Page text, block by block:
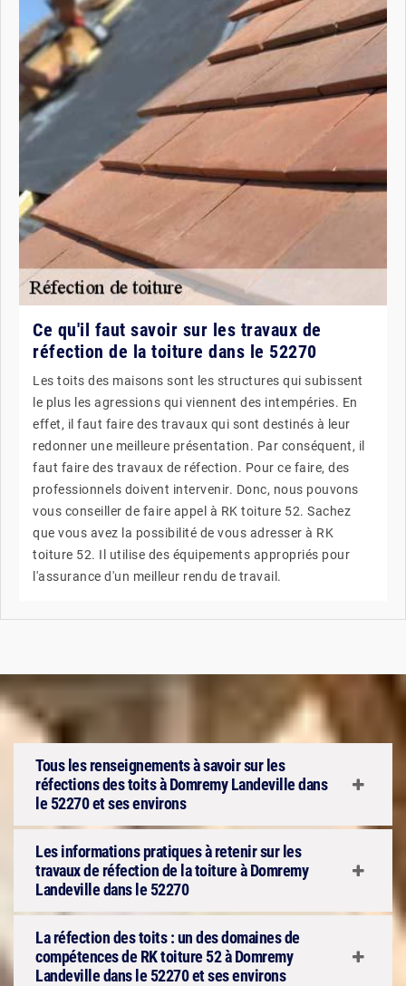
Ce qu'il faut savoir sur les travaux de
réfection de la toiture dans le 52270
Les toits des maisons sont les structures qui subissent
le plus les agressions qui viennent des intempéries. En
effet, il faut faire des travaux qui sont destinés à leur
redonner une meilleure présentation. Par conséquent, il
faut faire des travaux de réfection. Pour ce faire, des
professionnels doivent intervenir. Donc, nous pouvons
vous conseiller de faire appel à RK toiture 52. Sachez
que vous avez la possibilité de vous adresser à RK
toiture 52. Il utilise des équipements appropriés pour
l'assurance d'un meilleur rendu de travail.
Tous les renseignements à savoir sur les
réfections des toits à Domremy Landeville dans
le 52270 et ses environs
Les informations pratiques à retenir sur les
travaux de réfection de la toiture à Domremy
Landeville dans le 52270
La réfection des toits : un des domaines de
compétences de RK toiture 52 à Domremy
Landeville dans le 52270 et ses environs